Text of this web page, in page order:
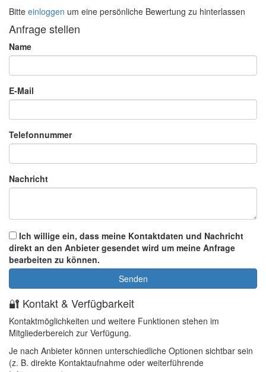
Bitte einloggen um eine persönliche Bewertung zu hinterlassen
Anfrage stellen
Name
E-Mail
Telefonnummer
Nachricht
Ich willige ein, dass meine Kontaktdaten und Nachricht
direkt an den Anbieter gesendet wird um meine Anfrage
bearbeiten zu können.
🔐 Kontakt & Verfügbarkeit
Kontaktmöglichkeiten und weitere Funktionen stehen im
Mitgliederbereich zur Verfügung.
Je nach Anbieter können unterschiedliche Optionen sichtbar sein
(z. B. direkte Kontaktaufnahme oder weiterführende